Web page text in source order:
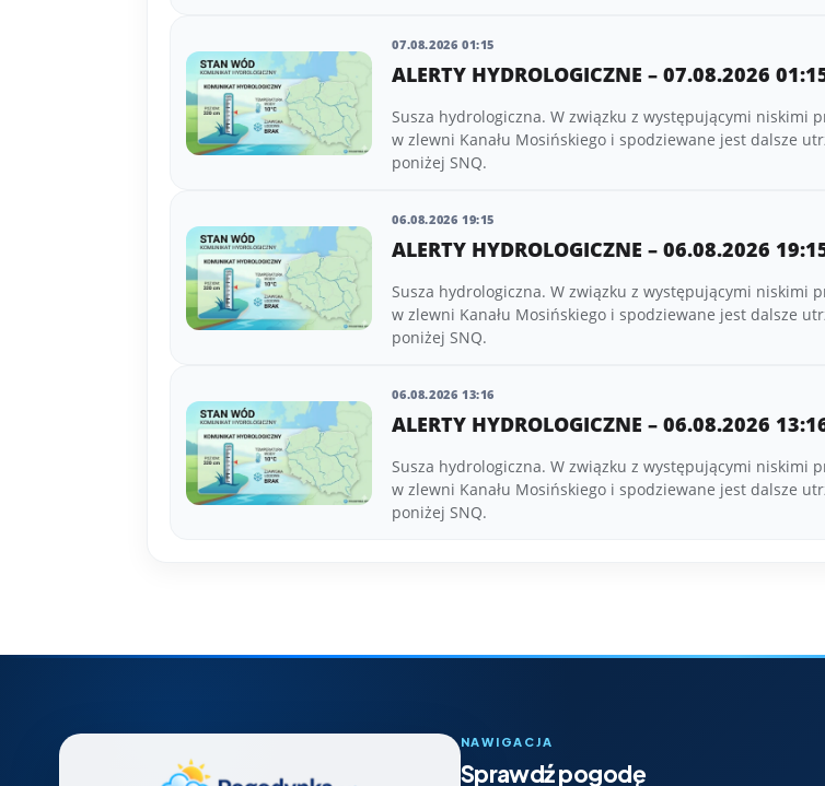
07.08.2026 01:15
ALERTY HYDROLOGICZNE – 07.08.2026
Susza hydrologiczna. W związku z występującymi niskimi
w zlewni Kanału Mosińskiego i spodziewane jest dalsze
poniżej SNQ.
06.08.2026 19:15
ALERTY HYDROLOGICZNE – 06.08.2026
Susza hydrologiczna. W związku z występującymi niskimi
w zlewni Kanału Mosińskiego i spodziewane jest dalsze
poniżej SNQ.
06.08.2026 13:16
ALERTY HYDROLOGICZNE – 06.08.2026
Susza hydrologiczna. W związku z występującymi niskimi
w zlewni Kanału Mosińskiego i spodziewane jest dalsze
poniżej SNQ.
NAWIGACJA
Sprawdź pogodę